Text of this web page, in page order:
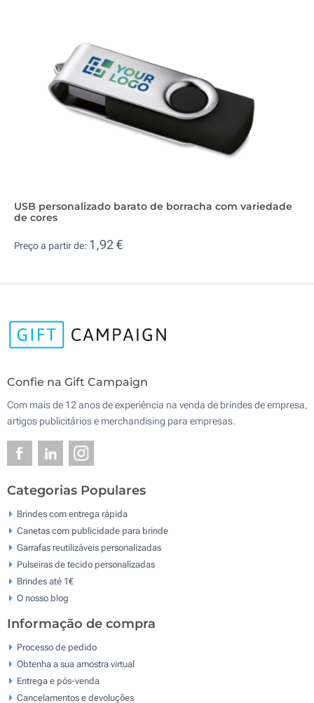
USB personalizado barato de borracha com variedade
de cores
Preço a partir de: 1,92 €
Confie na Gift Campaign
Com mais de 12 anos de experiência na venda de brindes de empresa,
artigos publicitários e merchandising para empresas.
Categorias Populares
Brindes com entrega rápida
Canetas com publicidade para brinde
Garrafas reutilizáveis personalizadas
Pulseiras de tecido personalizadas
Brindes até 1€
O nosso blog
Informação de compra
Processo de pedido
Obtenha a sua amostra virtual
Entrega e pós-venda
Cancelamentos e devoluções